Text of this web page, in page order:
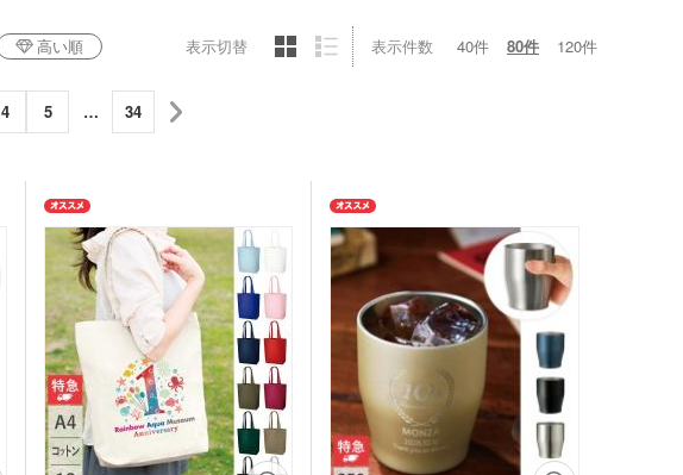
高い順 表示切替 表示件数 40件 80件 120件
4 5 … 34
おしゃれトートバッグ
ポリエステルトートバッグ
短納期ポーチ
ボトル（カラビナ付）
ミニボトル・ポケットボト
ル
オリジナルドライTシャツ・
マグネット
ペン立て・トレイ
ブックカバー・ルーペ・し
おり
電卓・レターカッター・ホ
ッチキス他
ドキュメントファイル・そ
の他ファイル
ボールペン(単色)
シャープペン
マーカー・蛍光ペン
木製キーホルダー・ウッド
キーホルダー
万年カレンダー